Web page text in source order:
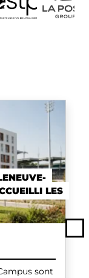
LES
sont